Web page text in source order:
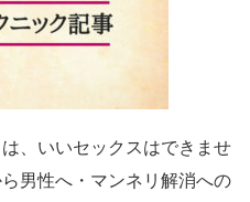
、いいセックスはできませ
男性へ・マンネリ解消への